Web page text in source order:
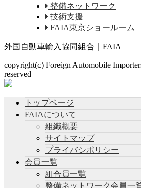
整備ネットワーク
技術支援
FAIA東京ショールーム
外国自動車輸入協同組合｜FAIA
copyright(c) Foreign Automobile
reserved
トップページ
FAIAについて
組織概要
サイトマップ
プライバシポリシー
会員一覧
組合員一覧
整備ネットワーク会員一